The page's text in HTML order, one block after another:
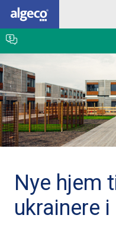
Skip
main
content
Nye hjem
ukrainere